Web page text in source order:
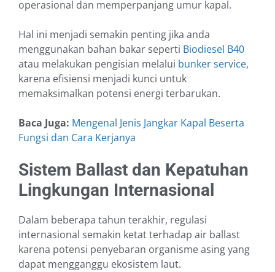
operasional dan memperpanjang umur kapal.
Hal ini menjadi semakin penting jika anda
menggunakan bahan bakar seperti Biodiesel B40
atau melakukan pengisian melalui bunker service,
karena efisiensi menjadi kunci untuk
memaksimalkan potensi energi terbarukan.
Baca Juga: Mengenal Jenis Jangkar Kapal Beserta
Fungsi dan Cara Kerjanya
Sistem Ballast dan Kepatuhan
Lingkungan Internasional
Dalam beberapa tahun terakhir, regulasi
internasional semakin ketat terhadap air ballast
karena potensi penyebaran organisme asing yang
dapat mengganggu ekosistem laut.